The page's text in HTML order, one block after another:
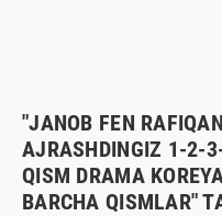
"JANOB FEN
AJRASHDINGIZ 1-
QISM DRAMA
BARCHA QISMLAR"